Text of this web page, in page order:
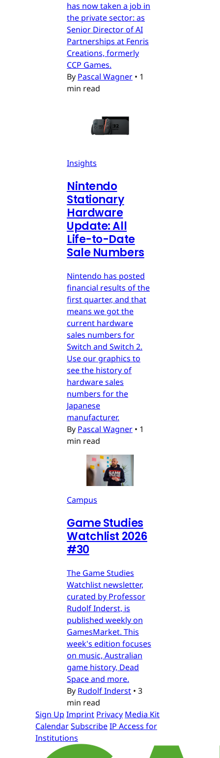
has now taken a job in
the private sector: as
Senior Director of AI
Partnerships at Fenris
Creations, formerly
CCP Games.
By Pascal Wagner • 1
min read
Insights
Nintendo
Stationary
Hardware
Update: All
Life-to-Date
Sale Numbers
Nintendo has posted
financial results of the
first quarter, and that
means we got the
current hardware
sales numbers for
Switch and Switch 2.
Use our graphics to
see the history of
hardware sales
numbers for the
Japanese
manufacturer.
By Pascal Wagner • 1
min read
Campus
Game Studies
Watchlist 2026
#30
The Game Studies
Watchlist newsletter,
curated by Professor
Rudolf Inderst, is
published weekly on
GamesMarket. This
week's edition focuses
on music, Australian
game history, Dead
Space and more.
By Rudolf Inderst • 3
min read
Sign Up Imprint Privacy Media Kit
CalendarSubscribeIP Access for
Institutions